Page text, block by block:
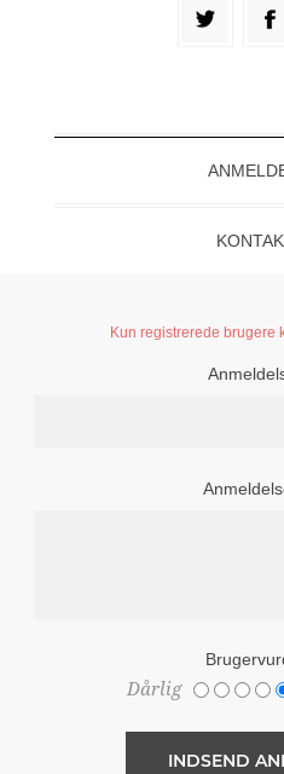
Kun registrerede brugere
Dårlig